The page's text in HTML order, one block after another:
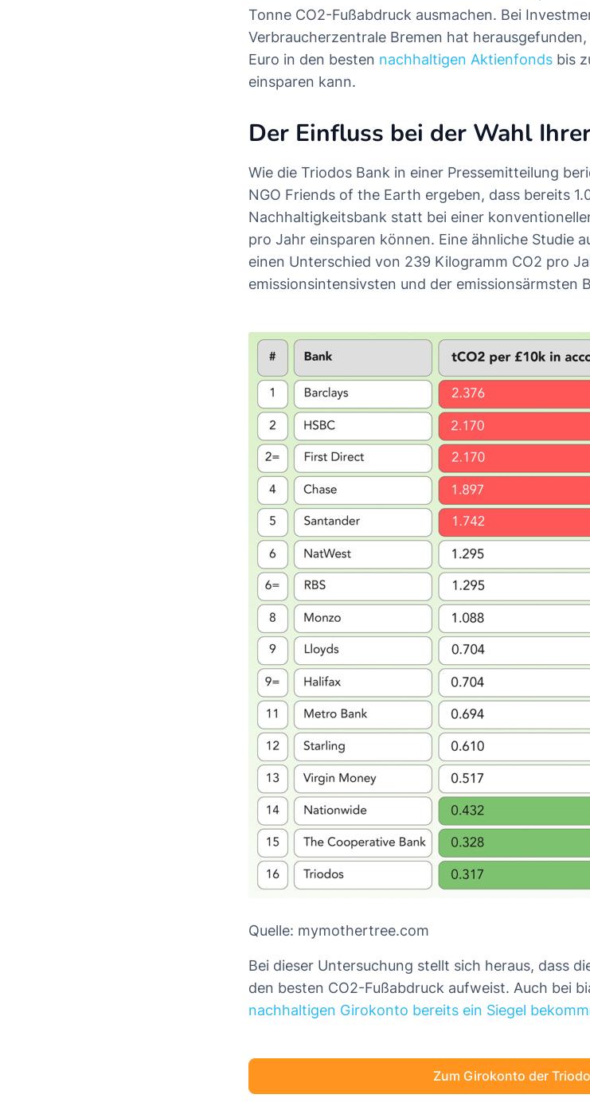
Tonne CO2-Fußabdruck ausmachen. Bei
Verbraucherzentrale Bremen hat
Euro in den besten nachhaltigen Aktienfonds bis
einsparen kann.
Der Einfluss bei der Wahl
Wie die Triodos Bank in einer Pressemitteilung
NGO Friends of the Earth ergeben, dass bereits
Nachhaltigkeitsbank statt bei einer
pro Jahr einsparen können. Eine ähnliche Studie
einen Unterschied von 239 Kilogramm CO2 pro
emissionsintensivsten und der emissionsärmsten
Quelle: mymothertree.com
Bei dieser Untersuchung stellt sich heraus, dass
den besten CO2-Fußabdruck aufweist. Auch bei
nachhaltigen Girokonto bereits ein Siegel
Zum Girokonto der